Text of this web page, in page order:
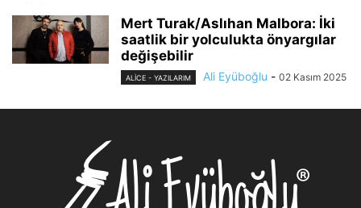
Mert Turak/Aslıhan Malbora: İki
saatlik bir yolculukta önyargılar
değişebilir
ALİCE - YAZILARIM Ali Eyüboğlu - 02 Kasım 2025